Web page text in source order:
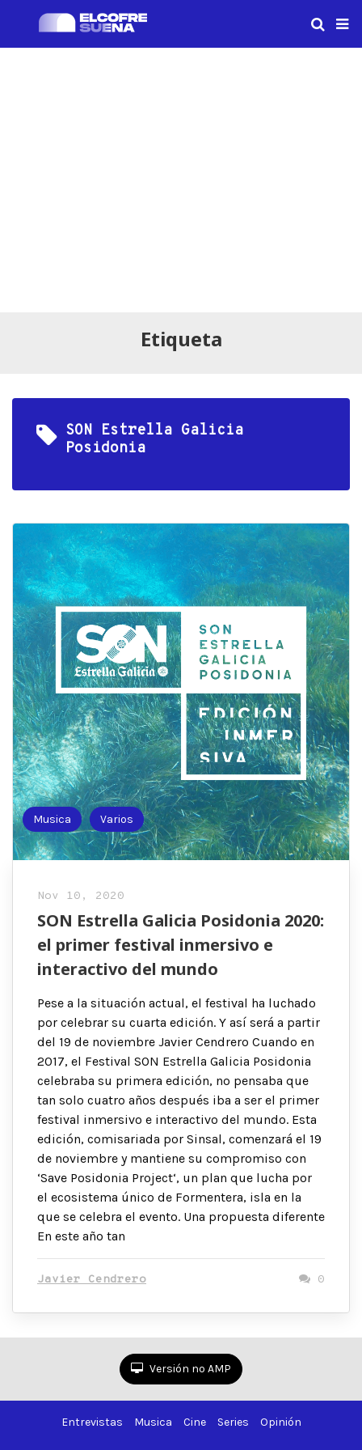
Etiqueta
SON Estrella Galicia
Posidonia
Musica Varios
Nov 10, 2020
SON Estrella Galicia Posidonia 2020:
el primer festival inmersivo e
interactivo del mundo
Pese a la situación actual, el festival ha luchado
por celebrar su cuarta edición. Y así será a partir
del 19 de noviembre Javier Cendrero Cuando en
2017, el Festival SON Estrella Galicia Posidonia
celebraba su primera edición, no pensaba que
tan solo cuatro años después iba a ser el primer
festival inmersivo e interactivo del mundo. Esta
edición, comisariada por Sinsal, comenzará el 19
de noviembre y mantiene su compromiso con
‘Save Posidonia Project‘, un plan que lucha por
el ecosistema único de Formentera, isla en la
que se celebra el evento. Una propuesta diferente
En este año tan
Javier Cendrero 0
Versión no AMP
Entrevistas Musica Cine Series Opinión